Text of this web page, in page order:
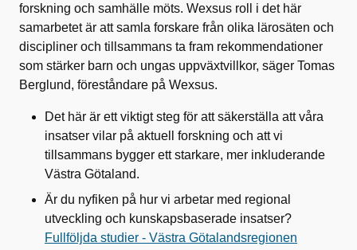
forskning och samhälle möts. Wexsus roll i det här
samarbetet är att samla forskare från olika lärosäten och
discipliner och tillsammans ta fram rekommendationer
som stärker barn och ungas uppväxtvillkor, säger Tomas
Berglund, föreståndare på Wexsus.
Det här är ett viktigt steg för att säkerställa att våra
insatser vilar på aktuell forskning och att vi
tillsammans bygger ett starkare, mer inkluderande
Västra Götaland.
Är du nyfiken på hur vi arbetar med regional
utveckling och kunskapsbaserade insatser?
Fullföljda studier - Västra Götalandsregionen